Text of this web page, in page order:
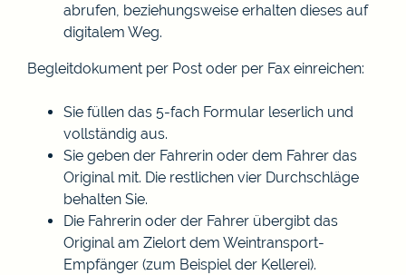
abrufen, beziehungsweise erhalten dieses auf
digitalem Weg.
Begleitdokument per Post oder per Fax einreichen:
Sie füllen das 5-fach Formular leserlich und
vollständig aus.
Sie geben der Fahrerin oder dem Fahrer das
Original mit. Die restlichen vier Durchschläge
behalten Sie.
Die Fahrerin oder der Fahrer übergibt das
Original am Zielort dem Weintransport-
Empfänger (zum Beispiel der Kellerei).